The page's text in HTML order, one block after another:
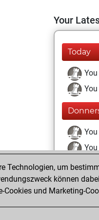
Your
Today
You
Technologien, um
können
Cookies und Marketing-